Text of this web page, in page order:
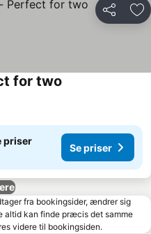
Del
for two
priser
Se priser
fra bookingsider, ændrer sig
altid kan finde præcis det samme
videre til bookingsiden.